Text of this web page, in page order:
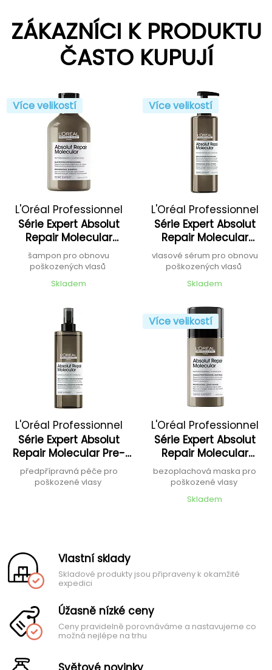
ZÁKAZNÍCI K PRODUKTU
ČASTO KUPUJÍ
Více velikostí
L'Oréal Professionnel
Série Expert Absolut
Repair Molecular
Professional Shampoo
šampon pro obnovu
poškozených vlasů
Skladem
Více velikostí
L'Oréal Professionnel
Série Expert Absolut
Repair Molecular
Professional Rinse-Off
Serum
vlasové sérum pro obnovu
poškozených vlasů
Skladem
L'Oréal Professionnel
Série Expert Absolut
Repair Molecular Pre-
Treatment
předpřípravná péče pro
poškozené vlasy
Více velikostí
L'Oréal Professionnel
Série Expert Absolut
Repair Molecular
Professional Leave-In
Mask
bezoplachová maska pro
poškozené vlasy
Skladem
Vlastní sklady
Skladové produkty jsou připraveny k okamžité
expedici
Úžasně nízké ceny
Ceny pravidelně porovnáváme a nastavujeme co
možná nejlépe na trhu